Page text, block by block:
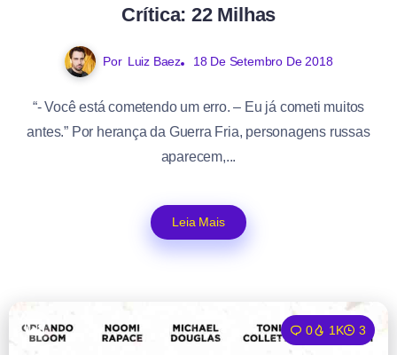
Crítica: 22 Milhas
Por Luiz Baez 18 De Setembro De 2018
“- Você está cometendo um erro. – Eu já cometi muitos
antes.” Por herança da Guerra Fria, personagens russas
aparecem,...
Leia Mais
0 1K 3